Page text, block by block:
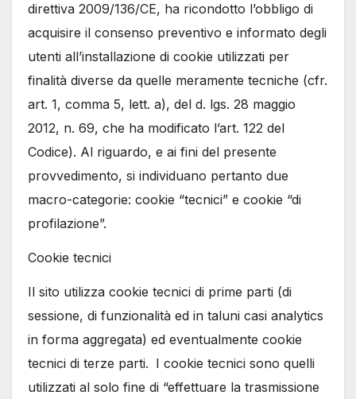
direttiva 2009/136/CE, ha ricondotto l’obbligo di
acquisire il consenso preventivo e informato degli
utenti all’installazione di cookie utilizzati per
finalità diverse da quelle meramente tecniche (cfr.
art. 1, comma 5, lett. a), del d. lgs. 28 maggio
2012, n. 69, che ha modificato l’art. 122 del
Codice). Al riguardo, e ai fini del presente
provvedimento, si individuano pertanto due
macro-categorie: cookie “tecnici” e cookie “di
profilazione”.
Cookie tecnici
Il sito utilizza cookie tecnici di prime parti (di
sessione, di funzionalità ed in taluni casi analytics
in forma aggregata) ed eventualmente cookie
tecnici di terze parti. I cookie tecnici sono quelli
utilizzati al solo fine di “effettuare la trasmissione